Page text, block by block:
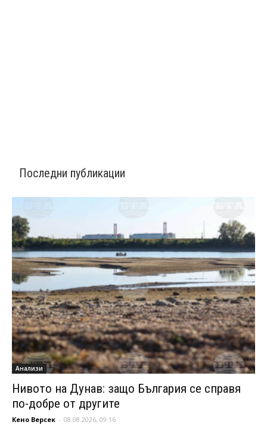
Последни публикации
Анализи
Нивото на Дунав: защо България се справя
по-добре от другите
Кено Версек - 08.08.2026, 09:16